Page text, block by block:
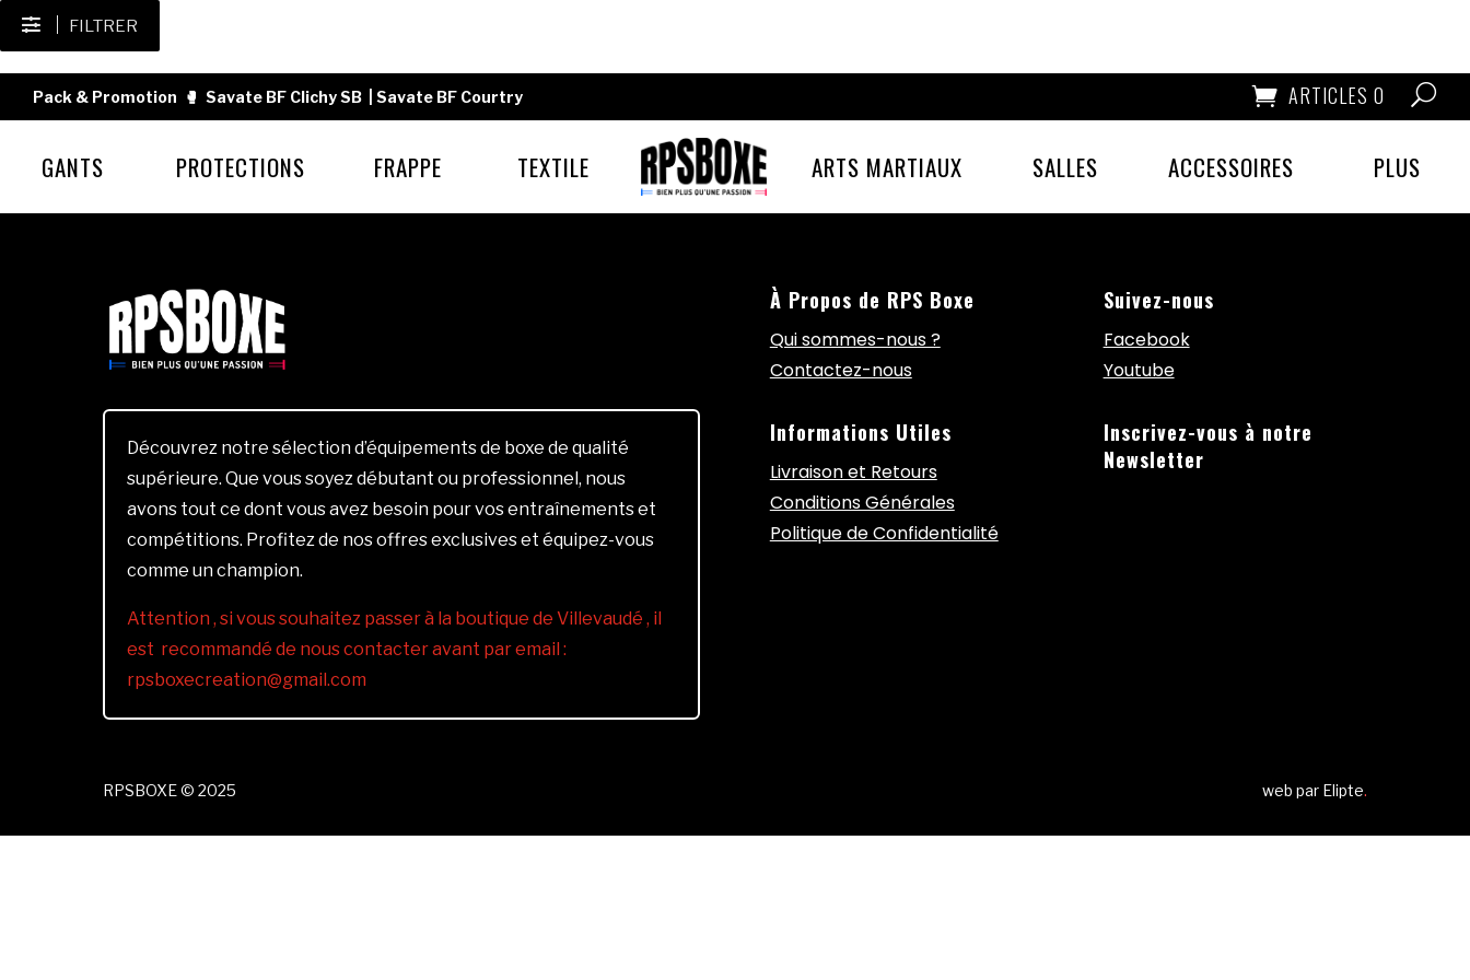
FILTRER
Pack & Promotion 🥊 Savate BF Clichy SB Savate BF Courtry ARTICLES 0
GANTS PROTECTIONS FRAPPE TEXTILE ARTS MARTIAUX SALLES ACCESSOIRES PLUS
Découvrez notre sélection d’équipements de boxe de qualité
supérieure. Que vous soyez débutant ou professionnel, nous
avons tout ce dont vous avez besoin pour vos entraînements et
compétitions. Profitez de nos offres exclusives et équipez-vous
comme un champion.
Attention , si vous souhaitez passer à la boutique de Villevaudé , il
est recommandé de nous contacter avant par email :
rpsboxecreation@gmail.com
À Propos de RPS Boxe
Qui sommes-nous ?
Contactez-nous
Informations Utiles
Livraison et Retours
Conditions Générales
Politique de Confidentialité
Suivez-nous
Facebook
Youtube
Inscrivez-vous à notre
Newsletter
RPSBOXE © 2025 web par Elipte.